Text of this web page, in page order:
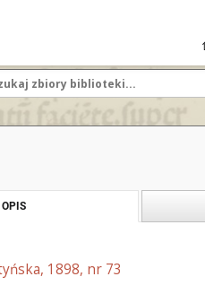
OPIS
1898, nr 73